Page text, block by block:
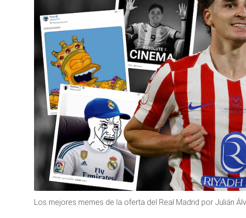
Los mejores memes de la oferta del Real Madrid por Julián